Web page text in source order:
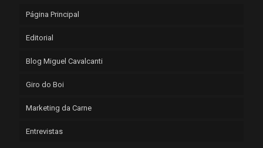
Página Principal
Editorial
Blog Miguel Cavalcanti
Giro do Boi
Marketing da Carne
Entrevistas